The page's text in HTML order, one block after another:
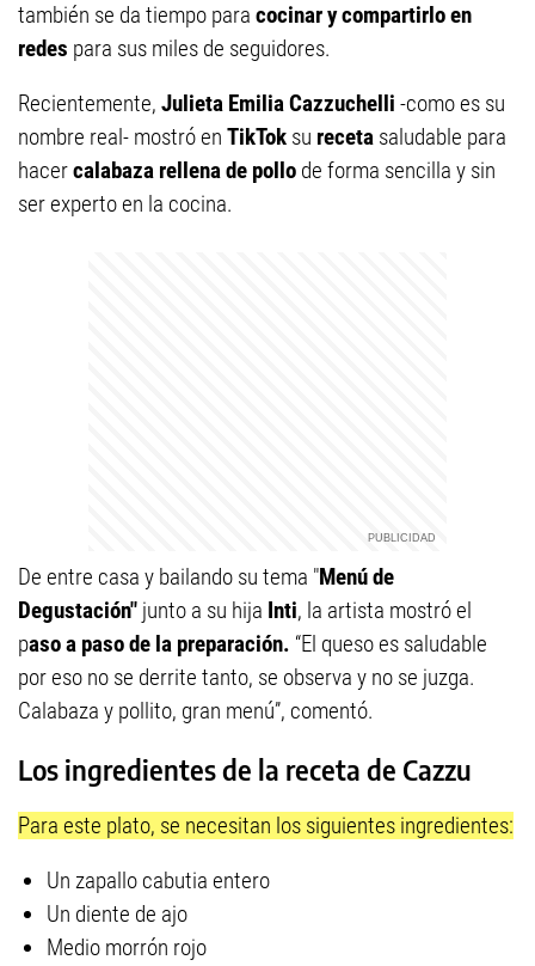
también se da tiempo para cocinar y compartirlo en
redes para sus miles de seguidores.
Recientemente, Julieta Emilia Cazzuchelli -como es su
nombre real- mostró en TikTok su receta saludable para
hacercalabaza rellena de pollo de forma sencilla y sin
ser experto en la cocina.
De entre casa y bailando su tema "Menú de
Degustación" junto a su hija Inti, la artista mostró el
paso a paso de la preparación. “El queso es saludable
por eso no se derrite tanto, se observa y no se juzga.
Calabaza y pollito, gran menú”, comentó.
Los ingredientes de la receta de Cazzu
Para este plato, se necesitan los siguientes ingredientes:
Un zapallo cabutia entero
Un diente de ajo
Medio morrón rojo